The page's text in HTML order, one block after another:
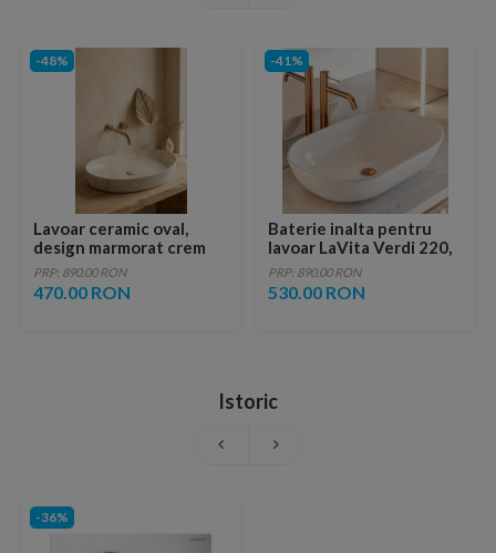
-48%
Lavoar ceramic oval,
design marmorat crem
lucios cu vene aurii,
ventil inclus
PRP: 890.00 RON
470.00 RON
-41%
Baterie inalta pentru
lavoar LaVita Verdi 220,
fara ventil, brushed
copper
PRP: 890.00 RON
530.00 RON
Istoric
-36%